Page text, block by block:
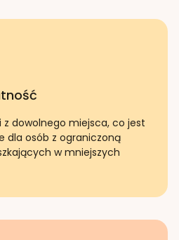
z dowolnego miejsca, co jest
dla osób z ograniczoną
w mniejszych